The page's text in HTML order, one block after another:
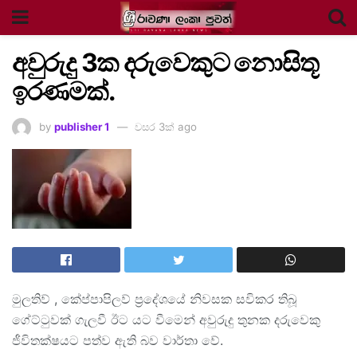
අවුරුදු 3ක දරුවෙකුට නොසිතූ
ඉරණමක්.
by publisher 1 වසර 3ක් ago
මුලතිව් , කේප්පාපිලව් ප්‍රදේශයේ නිවසක සවිකර තිබූ
ගේට්ටුවක් ගැලවී ඊට යට වීමෙන් අවුරුදු තුනක දරුවෙකු
ජීවිතක්ෂයට පත්ව ඇති බව වාර්තා වේ.